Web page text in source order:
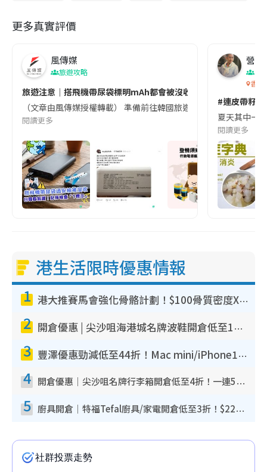
更多真實評價
風傳媒
旅遊攻略
旅遊注意｜搭飛機帶尿袋標明mAh都會被沒收😱出發前切記檢查
（文章由風傳媒授權轉載） 準備前往韓國旅遊的民眾，近期要
閱讀更多
營養
香港
#連皮帶籽
夏天其中一
閱讀更多
港生活限時優惠情報
1 港大推賽馬會強化骨骼計劃！$100骨質密度X光檢查 完成免費運動訓練送超市禮券！附參加資格
2 開倉優惠 | 尖沙咀海港城名牌波鞋開倉低至1折！On鞋$899起／Joy&Peace鞋履$98起
3 豐澤優惠勁減低至44折！Mac mini/iPhone17Pro大減價！廚房家電$220起
4 開倉優惠｜尖沙咀名牌行李箱開倉低至4折！一連5日 American Tourister/ace./Hallmark $200起！
5 廚具開倉｜特福Tefal廚具/家電開倉低至3折！$220起買平底鍋/炒鑊/湯煲！電飯煲/吸塵機/燙斗$418起